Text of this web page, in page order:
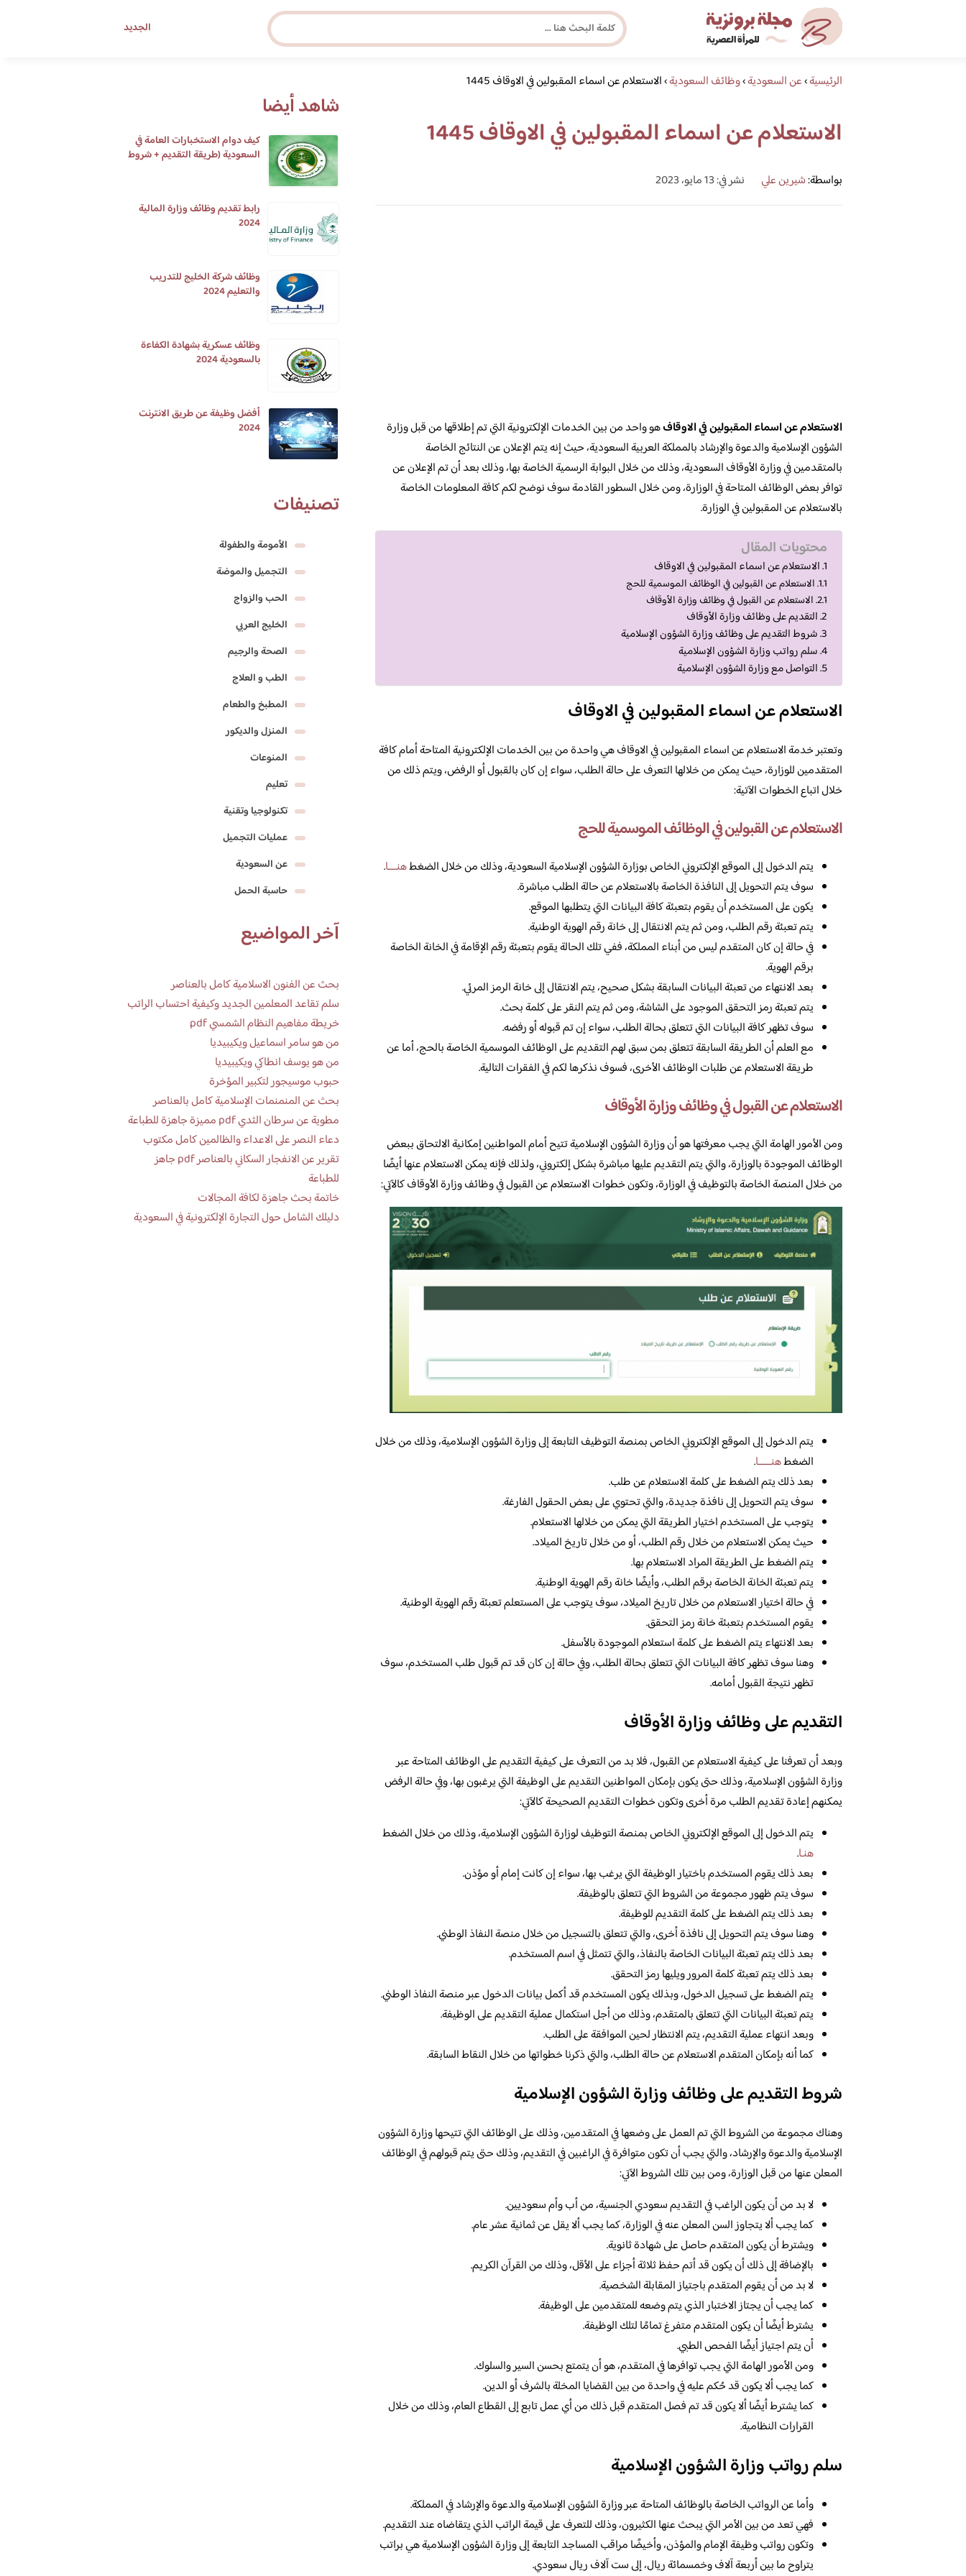
الجديد
مجلة برونزية للفتاة العصرية
ابحث عن أي موضوع يهمك
الرئيسية›عن السعودية›وظائف السعودية›الاستعلام عن اسماء المقبولين في الاوقاف 1445
الاستعلام عن اسماء المقبولين في الاوقاف 1445
بواسطة:شيرين علي نشر في: 13 مايو، 2023
الاستعلام عن اسماء المقبولين في الاوقافهو واحد من بين الخدمات الإلكترونية التي تم إطلاقها من قبل وزارة
الشؤون الإسلامية والدعوة والإرشاد بالمملكة العربية السعودية، حيث إنه يتم الإعلان عن النتائج الخاصة
بالمتقدمين في وزارة الأوقاف السعودية، وذلك من خلال البوابة الرسمية الخاصة بها، وذلك بعد أن تم الإعلان عن
توافر بعض الوظائف المتاحة في الوزارة، ومن خلال السطور القادمة سوف نوضح لكم كافة المعلومات الخاصة
بالاستعلام عن المقبولين في الوزارة.
محتويات المقال
الاستعلام عن اسماء المقبولين في الاوقاف
الاستعلام عن القبولين في الوظائف الموسمية للحج
الاستعلام عن القبول في وظائف وزارة الأوقاف
التقديم على وظائف وزارة الأوقاف
شروط التقديم على وظائف وزارة الشؤون الإسلامية
سلم رواتب وزارة الشؤون الإسلامية
التواصل مع وزارة الشؤون الإسلامية
الاستعلام عن اسماء المقبولين في الاوقاف
وتعتبر خدمة الاستعلام عن اسماء المقبولين في الاوقاف هي واحدة من بين الخدمات الإلكترونية المتاحة أمام كافة
المتقدمين للوزارة، حيث يمكن من خلالها التعرف على حالة الطلب، سواء إن كان بالقبول أو الرفض، ويتم ذلك من
خلال اتباع الخطوات الآتية:
الاستعلام عن القبولين في الوظائف الموسمية للحج
يتم الدخول إلى الموقع الإلكتروني الخاص بوزارة الشؤون الإسلامية السعودية، وذلك من خلال الضغطهنــــا.
سوف يتم التحويل إلى النافذة الخاصة بالاستعلام عن حالة الطلب مباشرة.
يكون على المستخدم أن يقوم بتعبئة كافة البيانات التي يتطلبها الموقع.
يتم تعبئة رقم الطلب، ومن ثم يتم الانتقال إلى خانة رقم الهوية الوطنية.
في حالة إن كان المتقدم ليس من أبناء المملكة، ففي تلك الحالة يقوم بتعبئة رقم الإقامة في الخانة الخاصة
برقم الهوية.
بعد الانتهاء من تعبئة البيانات السابقة بشكل صحيح، يتم الانتقال إلى خانة الرمز المرئي.
يتم تعبئة رمز التحقق الموجود على الشاشة، ومن ثم يتم النقر على كلمة بحث.
سوف تظهر كافة البيانات التي تتعلق بحالة الطلب، سواء إن تم قبوله أو رفضه.
مع العلم أن الطريقة السابقة تتعلق بمن سبق لهم التقديم على الوظائف الموسمية الخاصة بالحج، أما عن
طريقة الاستعلام عن طلبات الوظائف الأخرى، فسوف نذكرها لكم في الفقرات التالية.
الاستعلام عن القبول في وظائف وزارة الأوقاف
ومن الأمور الهامة التي يجب معرفتها هو أن وزارة الشؤون الإسلامية تتيح أمام المواطنين إمكانية الالتحاق ببعض
الوظائف الموجودة بالوزارة، والتي يتم التقديم عليها مباشرة بشكل إلكتروني، ولذلك فإنه يمكن الاستعلام عنها أيضًا
من خلال المنصة الخاصة بالتوظيف في الوزارة، وتكون خطوات الاستعلام عن القبول في وظائف وزارة الأوقاف كالآتي:
يتم الدخول إلى الموقع الإلكتروني الخاص بمنصة التوظيف التابعة إلى وزارة الشؤون الإسلامية، وذلك من خلال
الضغطهنــــــا.
بعد ذلك يتم الضغط على كلمة الاستعلام عن طلب.
سوف يتم التحويل إلى نافذة جديدة، والتي تحتوي على بعض الحقول الفارغة.
يتوجب على المستخدم اختيار الطريقة التي يمكن من خلالها الاستعلام.
حيث يمكن الاستعلام من خلال رقم الطلب، أو من خلال تاريخ الميلاد.
يتم الضغط على الطريقة المراد الاستعلام بها.
يتم تعبئة الخانة الخاصة برقم الطلب، وأيضًا خانة رقم الهوية الوطنية.
في حالة اختيار الاستعلام من خلال تاريخ الميلاد، سوف يتوجب على المستعلم تعبئة رقم الهوية الوطنية.
يقوم المستخدم بتعبئة خانة رمز التحقق.
بعد الانتهاء يتم الضغط على كلمة استعلام الموجودة بالأسفل.
وهنا سوف تظهر كافة البيانات التي تتعلق بحالة الطلب، وفي حالة إن كان قد تم قبول طلب المستخدم، سوف
تظهر نتيجة القبول أمامه.
التقديم على وظائف وزارة الأوقاف
وبعد أن تعرفنا على كيفية الاستعلام عن القبول، فلا بد من التعرف على كيفية التقديم على الوظائف المتاحة عبر
وزارة الشؤون الإسلامية، وذلك حتى يكون بإمكان المواطنين التقديم على الوظيفة التي يرغبون بها، وفي حالة الرفض
يمكنهم إعادة تقديم الطلب مرة أخرى وتكون خطوات التقديم الصحيحة كالآتي:
يتم الدخول إلى الموقع الإلكتروني الخاص بمنصة التوظيف لوزارة الشؤون الإسلامية، وذلك من خلال الضغط
هنـا.
بعد ذلك يقوم المستخدم باختيار الوظيفة التي يرغب بها، سواء إن كانت إمام أو مؤذن.
سوف يتم ظهور مجموعة من الشروط التي تتعلق بالوظيفة.
بعد ذلك يتم الضغط على كلمة التقديم للوظيفة.
وهنا سوف يتم التحويل إلى نافذة أخرى، والتي تتعلق بالتسجيل من خلال منصة النفاذ الوطني.
بعد ذلك يتم تعبئة البيانات الخاصة بالنفاذ، والتي تتمثل في اسم المستخدم.
بعد ذلك يتم تعبئة كلمة المرور ويليها رمز التحقق.
يتم الضغط على تسجيل الدخول، وبذلك يكون المستخدم قد أكمل بيانات الدخول عبر منصة النفاذ الوطني.
يتم تعبئة البيانات التي تتعلق بالمتقدم، وذلك من أجل استكمال عملية التقديم على الوظيفة.
وبعد انتهاء عملية التقديم، يتم الانتظار لحين الموافقة على الطلب.
كما أنه بإمكان المتقدم الاستعلام عن حالة الطلب، والتي ذكرنا خطواتها من خلال النقاط السابقة.
شروط التقديم على وظائف وزارة الشؤون الإسلامية
وهناك مجموعة من الشروط التي تم العمل على وضعها في المتقدمين، وذلك على الوظائف التي تتيحها وزارة الشؤون
الإسلامية والدعوة والإرشاد، والتي يجب أن تكون متوافرة في الراغبين في التقديم، وذلك حتى يتم قبولهم في الوظائف
المعلن عنها من قبل الوزارة، ومن بين تلك الشروط الآتي:
لا بد من أن يكون الراغب في التقديم سعودي الجنسية، من أب وأم سعوديين.
كما يجب ألا يتجاوز السن المعلن عنه في الوزارة، كما يجب ألا يقل عن ثمانية عشر عام.
ويشترط أن يكون المتقدم حاصل على شهادة ثانوية.
بالإضافة إلى ذلك أن يكون قد أتم حفظ ثلاثة أجزاء على الأقل، وذلك من القرآن الكريم.
لا بد من أن يقوم المتقدم باجتياز المقابلة الشخصية.
كما يجب أن يجتاز الاختبار الذي يتم وضعه للمتقدمين على الوظيفة.
يشترط أيضًا أن يكون المتقدم متفرغ تمامًا لتلك الوظيفة.
أن يتم اجتياز أيضًا الفحص الطبي.
ومن الأمور الهامة التي يجب توافرها في المتقدم، هو أن يتمتع بحسن السير والسلوك.
كما يجب ألا يكون قد حُكم عليه في واحدة من بين القضايا المخلة بالشرف أو الدين.
كما يشترط أيضًا ألا يكون قد تم فصل المتقدم قبل ذلك من أي عمل تابع إلى القطاع العام، وذلك من خلال
القرارات النظامية.
سلم رواتب وزارة الشؤون الإسلامية
وأما عن الرواتب الخاصة بالوظائف المتاحة عبر وزارة الشؤون الإسلامية والدعوة والإرشاد في المملكة.
فهي تعد من بين الأمر التي يبحث عنها الكثيرون، وذلك للتعرف على قيمة الراتب الذي يتقاضاه عند التقديم.
وتكون رواتب وظيفة الإمام والمؤذن، وأخيضًا مراقب المساجد التابعة إلى وزارة الشؤون الإسلامية هي براتب
يتراوح ما بين أربعة آلاف وخمسمائة ريال، إلى ست آلاف ريال سعودي.
شاهد أيضا
كيف دوام الاستخبارات العامة في
السعودية (طريقة التقديم + شروط
رابط تقديم وظائف وزارة المالية
2024
وظائف شركة الخليج للتدريب
والتعليم 2024
وظائف عسكرية بشهادة الكفاءة
بالسعودية 2024
أفضل وظيفة عن طريق الانترنت
2024
تصنيفات
الأمومة والطفولة
التجميل والموضة
الحب والزواج
الخليج العربي
الصحة والرجيم
الطب و العلاج
المطبخ والطعام
المنزل والديكور
المنوعات
تعليم
تكنولوجيا وتقنية
عمليات التجميل
عن السعودية
حاسبة الحمل
آخر المواضيع
بحث عن الفنون الاسلامية كامل بالعناصر
سلم تقاعد المعلمين الجديد وكيفية احتساب الراتب
خريطة مفاهيم النظام الشمسي pdf
من هو سامر اسماعيل ويكيبيديا
من هو يوسف انطاكي ويكيبيديا
حبوب موسيجور لتكبير المؤخرة
بحث عن المنمنمات الإسلامية كامل بالعناصر
مطوية عن سرطان الثدي pdf مميزة جاهزة للطباعة
دعاء النصر على الاعداء والظالمين كامل مكتوب
تقرير عن الانفجار السكاني بالعناصر pdf جاهز
للطباعة
خاتمة بحث جاهزة لكافة المجالات
دليلك الشامل حول التجارة الإلكترونية في السعودية